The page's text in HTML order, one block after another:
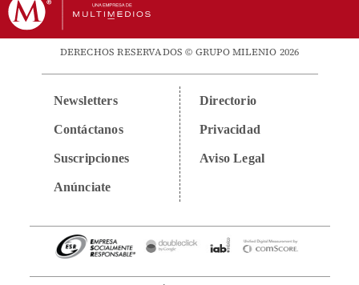
DERECHOS RESERVADOS © GRUPO MILENIO 2026
Newsletters
Contáctanos
Suscripciones
Anúnciate
Directorio
Privacidad
Aviso Legal